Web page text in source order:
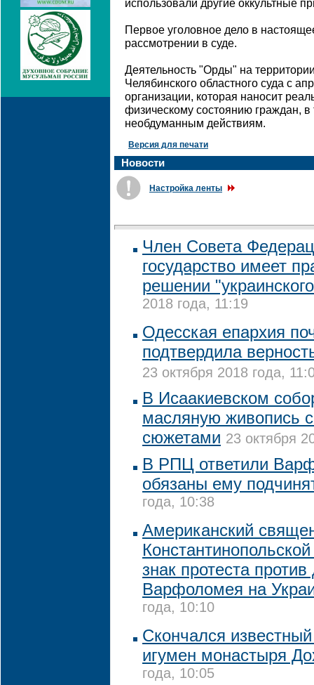
использовали другие оккультные
Первое уголовное дело в
рассмотрении в суде.
Деятельность "Орды" на
Челябинского областного суда с
организации, которая наносит
физическому состоянию граждан, в
необдуманным действиям.
Версия для печати
Новости
Настройка ленты
Член Совета
государство имеет
решении
2018 года, 11:19
Одесская епархия
подтвердила
23 октября 2018 года,
В Исаакиевском
масляную живопись
сюжетами 23 октября
В РПЦ ответили
обязаны ему
года, 10:38
Американский
знак протеста
Варфоломея на
года, 10:10
Скончался
игумен монастыря
года, 10:05